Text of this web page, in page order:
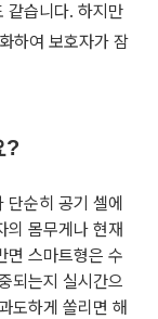
같습니다. 하지만
하여 보호자가 잠
?
순히 공기 셀에
의 몸무게나 현재
면 스마트형은 수
되는지 실시간으
도하게 쏠리면 해